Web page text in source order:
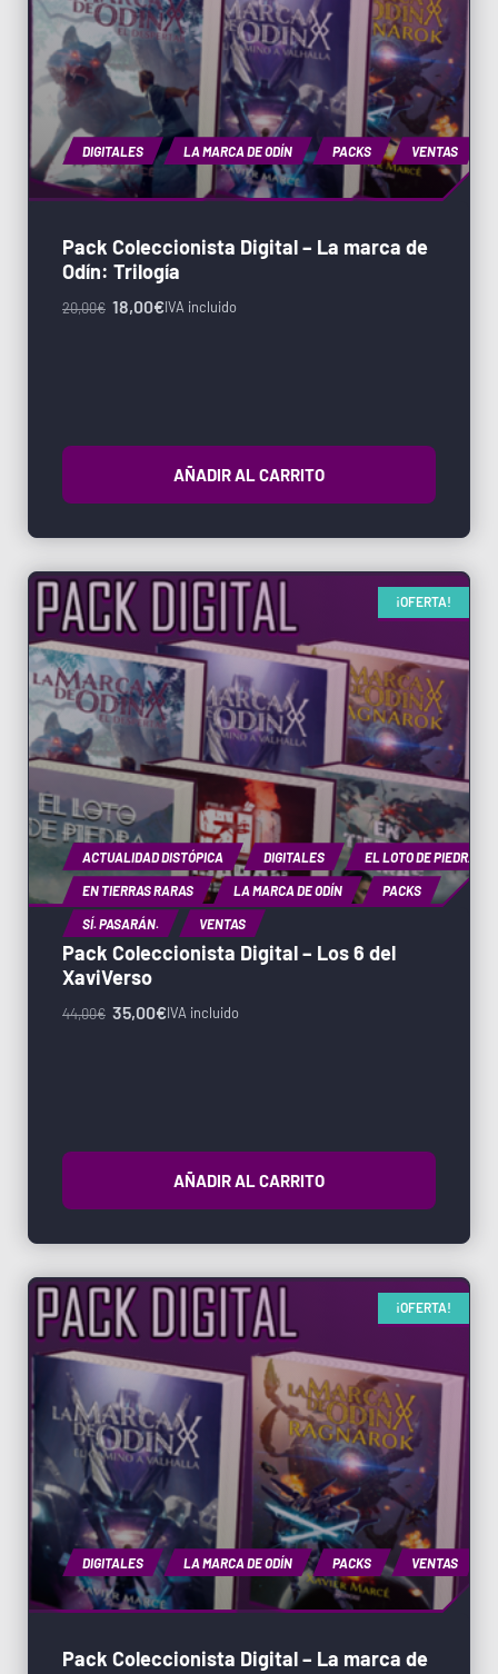
DIGITALES LA MARCA DE ODÍN PACKS VENTAS
Pack Coleccionista Digital – La marca de
Odín: Trilogía
20,00€ 18,00€IVA incluido
AÑADIR AL CARRITO
¡OFERTA!
ACTUALIDAD DISTÓPICA DIGITALES EL LOTO DE PIEDRA
EN TIERRAS RARAS LA MARCA DE ODÍN PACKS
SÍ. PASARÁN. VENTAS
Pack Coleccionista Digital – Los 6 del
XaviVerso
44,00€ 35,00€IVA incluido
AÑADIR AL CARRITO
¡OFERTA!
DIGITALES LA MARCA DE ODÍN PACKS VENTAS
Pack Coleccionista Digital – La marca de